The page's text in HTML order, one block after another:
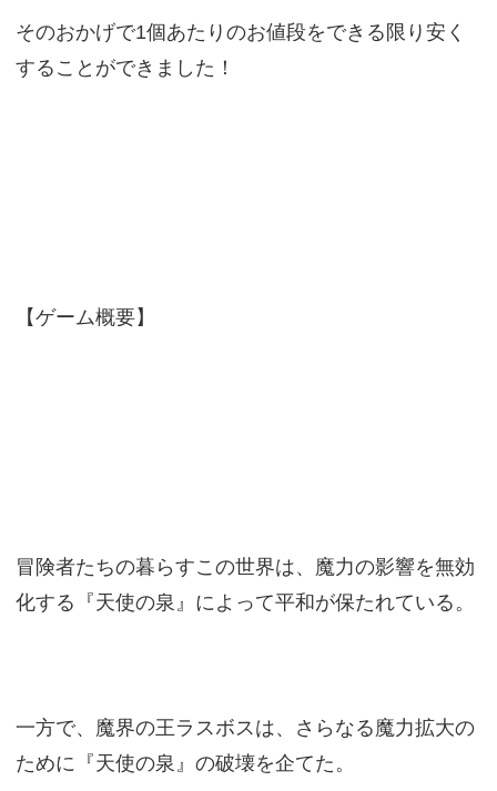
そのおかげで1個あたりのお値段をできる限り安く
することができました！
【ゲーム概要】
冒険者たちの暮らすこの世界は、魔力の影響を無効
化する『天使の泉』によって平和が保たれている。
一方で、魔界の王ラスボスは、さらなる魔力拡大の
ために『天使の泉』の破壊を企てた。